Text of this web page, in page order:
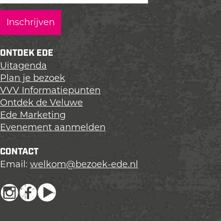
k
a
a
g
i
n
a
o
p
L
i
n
k
e
n
a
g
i
n
o
p
F
a
c
e
b
o
k
a
g
i
n
o
p
X
ONTDEK EDE
Uitagenda
Plan je bezoek
VVV Informatiepunten
Ontdek de Veluwe
Ede Marketing
Evenement aanmelden
CONTACT
Email: welkom@bezoek-ede.nl
I
F
Y